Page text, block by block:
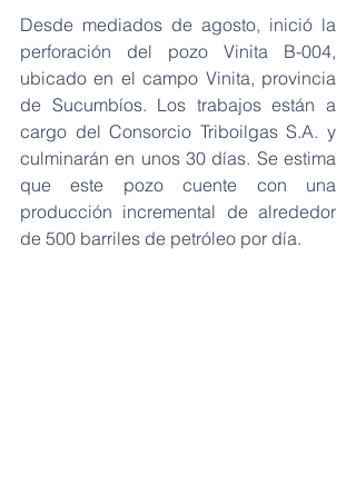
Desde mediados de agosto, inició la
perforación del pozo Vinita B-004,
ubicado en el campo Vinita, provincia
de Sucumbíos. Los trabajos están a
cargo del Consorcio Triboilgas S.A. y
culminarán en unos 30 días. Se estima
que este pozo cuente con una
producción incremental de alrededor
de 500 barriles de petróleo por día.